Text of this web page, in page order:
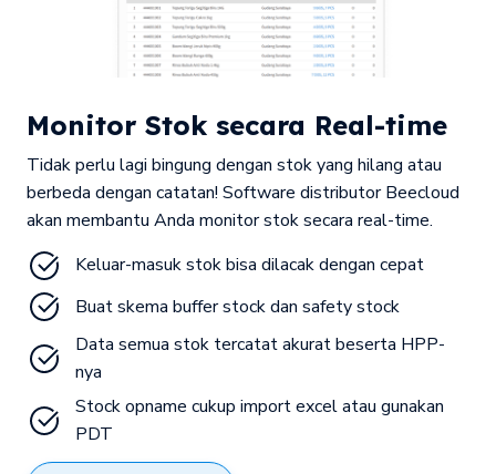
Monitor Stok secara Real-time
Tidak perlu lagi bingung dengan stok yang hilang atau
berbeda dengan catatan! Software distributor Beecloud
akan membantu Anda monitor stok secara real-time.
Keluar-masuk stok bisa dilacak dengan cepat
Buat skema buffer stock dan safety stock
Data semua stok tercatat akurat beserta HPP-
nya
Stock opname cukup import excel atau gunakan
PDT